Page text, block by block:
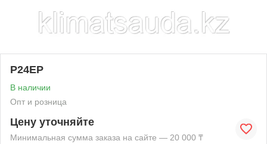
P24EP
В наличии
Опт и розница
Цену уточняйте
Минимальная сумма заказа на сайте — 20 000 ₸